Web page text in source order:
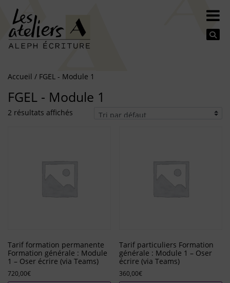
Accueil / FGEL - Module 1
FGEL - Module 1
2 résultats affichés
Tarif formation permanente
Formation générale : Module
1 – Oser écrire (via Teams)
720,00€
Tarif particuliers Formation
générale : Module 1 – Oser
écrire (via Teams)
360,00€